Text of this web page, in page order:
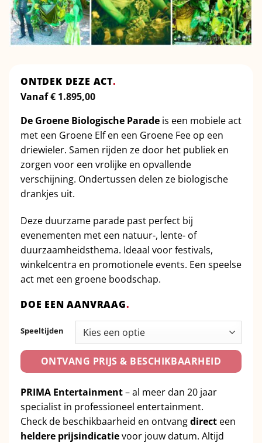
ONTDEK DEZE ACT.
Vanaf€ 1.895,00
De Groene Biologische Parade is een mobiele act
met een Groene Elf en een Groene Fee op een
driewieler. Samen rijden ze door het publiek en
zorgen voor een vrolijke en opvallende
verschijning. Ondertussen delen ze biologische
drankjes uit.
Deze duurzame parade past perfect bij
evenementen met een natuur-, lente- of
duurzaamheidsthema. Ideaal voor festivals,
winkelcentra en promotionele events. Een speelse
act met een groene boodschap.
DOE EEN AANVRAAG.
Speeltijden
ONTVANG PRIJS & BESCHIKBAARHEID
PRIMA Entertainment– al meer dan 20 jaar
specialist in professioneel entertainment.
Check de beschikbaarheid en ontvangdirect een
heldere prijsindicatievoor jouw datum. Altijd